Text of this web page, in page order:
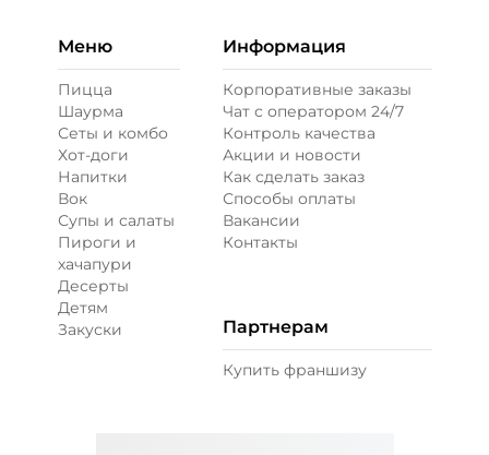
Меню
Пицца
Шаурма
Сеты и комбо
Хот-доги
Напитки
Вок
Супы и салаты
Пироги и
хачапури
Десерты
Детям
Закуски
Информация
Корпоративные заказы
Чат с оператором 24/7
Контроль качества
Акции и новости
Как сделать заказ
Способы оплаты
Вакансии
Контакты
Партнерам
Купить франшизу